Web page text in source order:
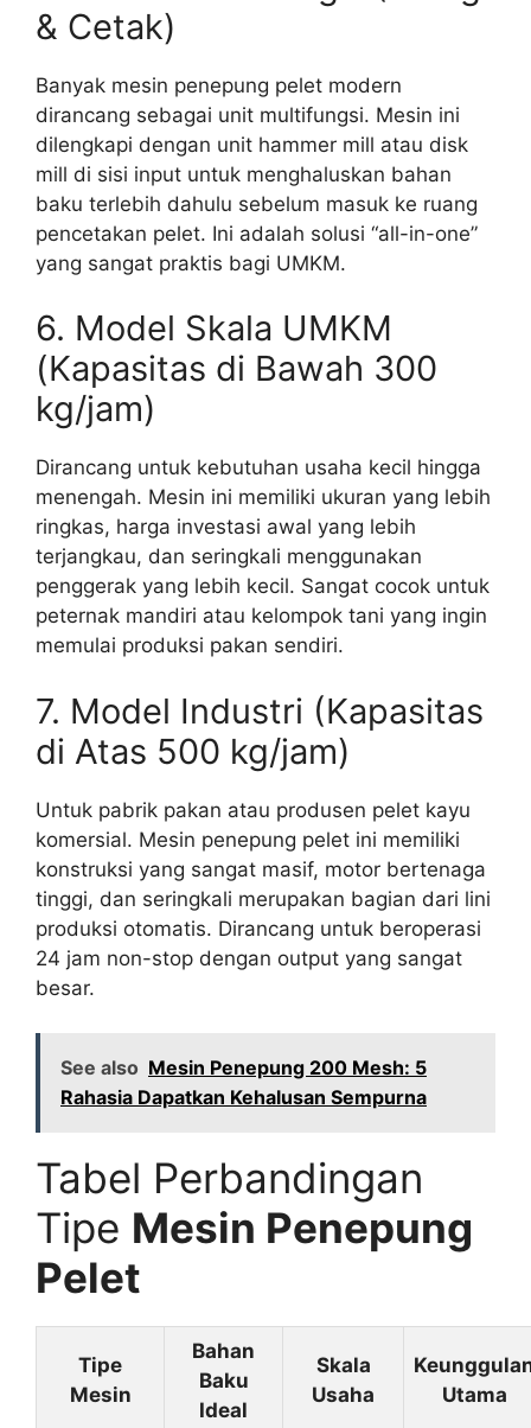
& Cetak)
Banyak mesin penepung pelet modern
dirancang sebagai unit multifungsi. Mesin ini
dilengkapi dengan unit hammer mill atau disk
mill di sisi input untuk menghaluskan bahan
baku terlebih dahulu sebelum masuk ke ruang
pencetakan pelet. Ini adalah solusi “all-in-one”
yang sangat praktis bagi UMKM.
6. Model Skala UMKM
(Kapasitas di Bawah 300
kg/jam)
Dirancang untuk kebutuhan usaha kecil hingga
menengah. Mesin ini memiliki ukuran yang lebih
ringkas, harga investasi awal yang lebih
terjangkau, dan seringkali menggunakan
penggerak yang lebih kecil. Sangat cocok untuk
peternak mandiri atau kelompok tani yang ingin
memulai produksi pakan sendiri.
7. Model Industri (Kapasitas
di Atas 500 kg/jam)
Untuk pabrik pakan atau produsen pelet kayu
komersial. Mesin penepung pelet ini memiliki
konstruksi yang sangat masif, motor bertenaga
tinggi, dan seringkali merupakan bagian dari lini
produksi otomatis. Dirancang untuk beroperasi
24 jam non-stop dengan output yang sangat
besar.
See also Mesin Penepung 200 Mesh: 5
Rahasia Dapatkan Kehalusan Sempurna
Tabel Perbandingan
Tipe Mesin Penepung
Pelet
Tipe
Mesin
Bahan
Baku
Ideal
Skala
Usaha
Utama